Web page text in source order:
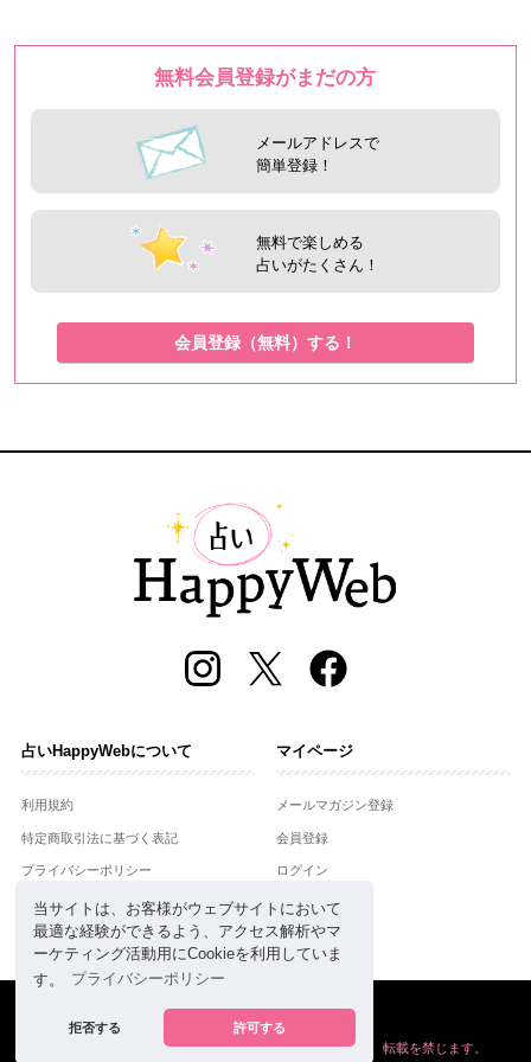
当サイトは、お客様がウェブサイトにおいて
最適な経験ができるよう、アクセス解析やマ
ーケティング活動用にCookieを利用していま
す。
プライバシーポリシー
拒否する 許可する
無料会員登録がまだの方
メールアドレスで
簡単登録！
無料で楽しめる
占いがたくさん！
会員登録（無料）する！
占いHappyWebについて
利用規約
特定商取引法に基づく表記
プライバシーポリシー
運営会社
お問合せ
マイページ
メールマガジン登録
会員登録
ログイン
powered by
掲載の情報や画像など、すべてのコンテンツの無断複写、転載を禁じます。